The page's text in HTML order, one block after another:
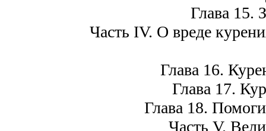
Глава 15.
Часть IV. О вреде
Глава 16.
Глава 17.
Глава 18.
Часть V.